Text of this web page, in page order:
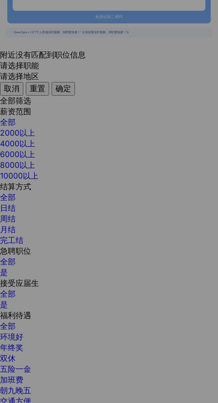
长按识别二维码
{{usertype=='2'?'个人投递实时提醒，招聘更快捷！':'企业回复实时提醒，求职更快捷！'}}
附近没有匹配到职位信息
请选择职能
请选择地区
取消
重置
确定
全部筛选
薪资范围
全部
2000以上
4000以上
6000以上
8000以上
10000以上
结算方式
全部
日结
周结
月结
完工结
急聘职位
全部
是
接受应届生
全部
是
福利待遇
全部
环境好
年终奖
双休
五险一金
加班费
朝九晚五
交通方便